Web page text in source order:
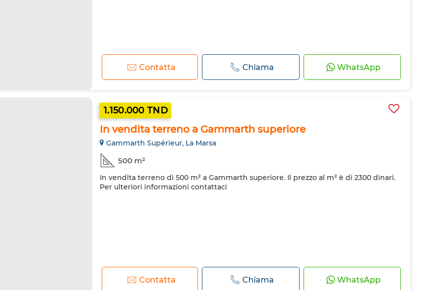
Contatta Chiama WhatsApp
1.150.000 TND
In vendita terreno a Gammarth superiore
Gammarth Supérieur, La Marsa
500 m²
In vendita terreno di 500 m² a Gammarth superiore. Il prezzo al m² è di 2300 dinari.
Per ulteriori informazioni contattaci
Contatta Chiama WhatsApp